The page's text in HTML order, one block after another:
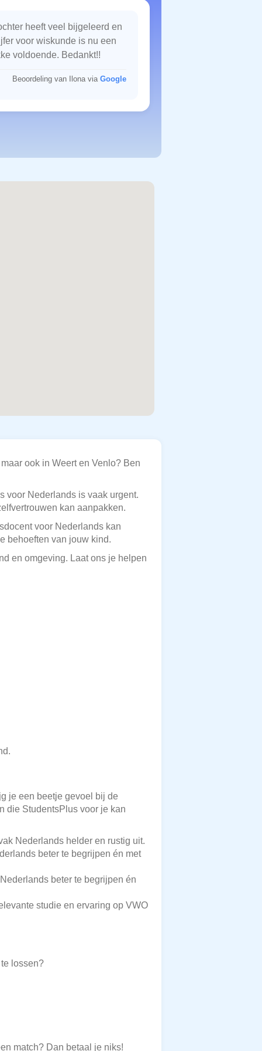
heeft veel bijgeleerd en
voor wiskunde is nu een
voldoende. Bedankt!!
Beoordeling van Ilona via Google
ook in Weert en Venlo? Ben
voor Nederlands is vaak urgent.
kan aanpakken.
voor Nederlands kan
behoeften van jouw kind.
en omgeving. Laat ons je helpen
je een beetje gevoel bij de
die StudentsPlus voor je kan
Nederlands helder en rustig uit.
beter te begrijpen én met
beter te begrijpen én
studie en ervaring op VWO
lossen?
match? Dan betaal je niks!